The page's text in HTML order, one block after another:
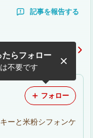
記事を報告する
営業日のお知らせ＊
ーと米粉シフォンケ
たらフォロー
不要です
フォロー